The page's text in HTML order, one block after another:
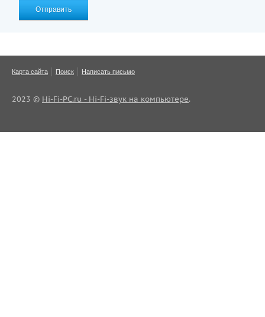
Отправить
Карта сайта Поиск Написать письмо
2023 © Hi-Fi-PC.ru - Hi-Fi-звук на компьютере.